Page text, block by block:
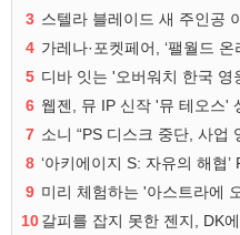
3
4 가레나·포켓페어, ‘팰월드
5 디바 잇는 '오버워치 한국
6 웹젠, 뮤 IP 신작 '뮤 테오스'
7 소니 “PS 디스크 중단, 사업
8 ‘아키에이지 S: 자유의 해협
9
10갈피를 잡지 못한 젠지, DK